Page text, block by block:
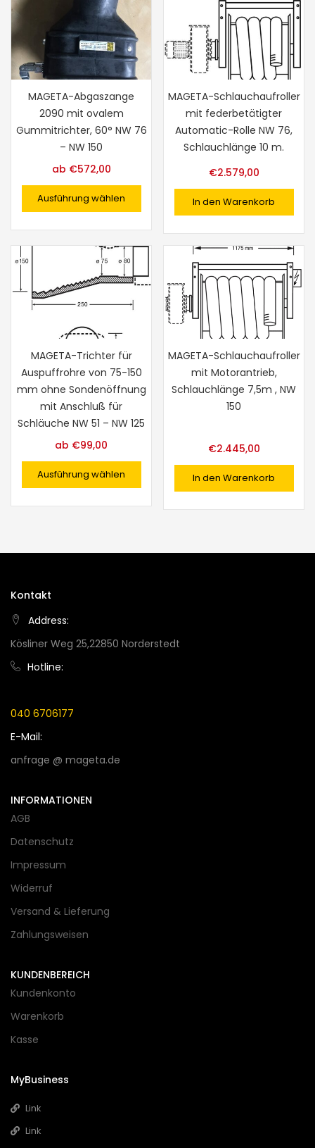
MAGETA-Abgaszange
2090 mit ovalem
Gummitrichter, 60° NW 76
– NW 150
ab €572,00
Ausführung wählen
MAGETA-Schlauchaufroller
mit federbetätigter
Automatic-Rolle NW 76,
Schlauchlänge 10 m.
€2.579,00
In den Warenkorb
MAGETA-Trichter für
Auspuffrohre von 75-150
mm ohne Sondenöffnung
mit Anschluß für
Schläuche NW 51 – NW 125
ab €99,00
Ausführung wählen
MAGETA-Schlauchaufroller
mit Motorantrieb,
Schlauchlänge 7,5m , NW
150
€2.445,00
In den Warenkorb
Kontakt
Address:
Kösliner Weg 25,22850 Norderstedt
Hotline:
040 6706177
E-Mail:
anfrage @ mageta.de
INFORMATIONEN
AGB
Datenschutz
Impressum
Widerruf
Versand & Lieferung
Zahlungsweisen
KUNDENBEREICH
Kundenkonto
Warenkorb
Kasse
MyBusiness
Link
Link